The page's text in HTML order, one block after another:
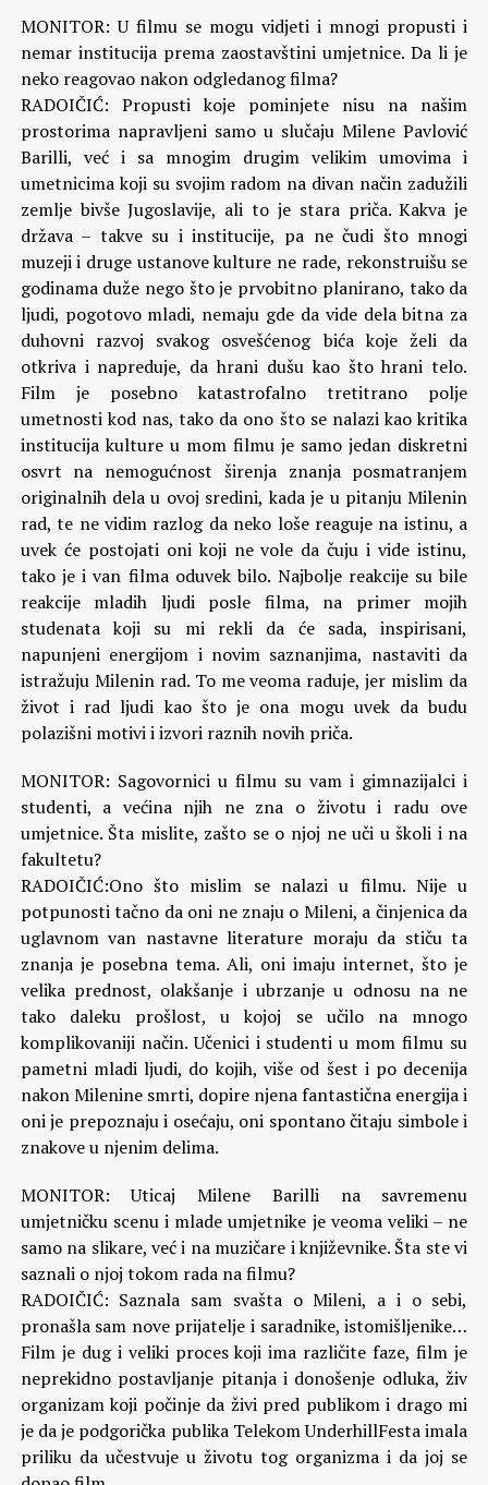
MONITOR: U filmu se mogu vidjeti i mnogi propusti i
nemar institucija prema zaostavštini umjetnice. Da li je
neko reagovao nakon odgledanog filma?
RADOIČIĆ: Propusti koje pominjete nisu na našim
prostorima napravljeni samo u slučaju Milene Pavlović
Barilli, već i sa mnogim drugim velikim umovima i
umetnicima koji su svojim radom na divan način zadužili
zemlje bivše Jugoslavije, ali to je stara priča. Kakva je
država – takve su i institucije, pa ne čudi što mnogi
muzeji i druge ustanove kulture ne rade, rekonstruišu se
godinama duže nego što je prvobitno planirano, tako da
ljudi, pogotovo mladi, nemaju gde da vide dela bitna za
duhovni razvoj svakog osvešćenog bića koje želi da
otkriva i napreduje, da hrani dušu kao što hrani telo.
Film je posebno katastrofalno tretitrano polje
umetnosti kod nas, tako da ono što se nalazi kao kritika
institucija kulture u mom filmu je samo jedan diskretni
osvrt na nemogućnost širenja znanja posmatranjem
originalnih dela u ovoj sredini, kada je u pitanju Milenin
rad, te ne vidim razlog da neko loše reaguje na istinu, a
uvek će postojati oni koji ne vole da čuju i vide istinu,
tako je i van filma oduvek bilo. Najbolje reakcije su bile
reakcije mladih ljudi posle filma, na primer mojih
studenata koji su mi rekli da će sada, inspirisani,
napunjeni energijom i novim saznanjima, nastaviti da
istražuju Milenin rad. To me veoma raduje, jer mislim da
život i rad ljudi kao što je ona mogu uvek da budu
polazišni motivi i izvori raznih novih priča.
MONITOR: Sagovornici u filmu su vam i gimnazijalci i
studenti, a većina njih ne zna o životu i radu ove
umjetnice. Šta mislite, zašto se o njoj ne uči u školi i na
fakultetu?
RADOIČIĆ:Ono što mislim se nalazi u filmu. Nije u
potpunosti tačno da oni ne znaju o Mileni, a činjenica da
uglavnom van nastavne literature moraju da stiču ta
znanja je posebna tema. Ali, oni imaju internet, što je
velika prednost, olakšanje i ubrzanje u odnosu na ne
tako daleku prošlost, u kojoj se učilo na mnogo
komplikovaniji način. Učenici i studenti u mom filmu su
pametni mladi ljudi, do kojih, više od šest i po decenija
nakon Milenine smrti, dopire njena fantastična energija i
oni je prepoznaju i osećaju, oni spontano čitaju simbole i
znakove u njenim delima.
MONITOR: Uticaj Milene Barilli na savremenu
umjetničku scenu i mlade umjetnike je veoma veliki – ne
samo na slikare, već i na muzičare i književnike. Šta ste vi
saznali o njoj tokom rada na filmu?
RADOIČIĆ: Saznala sam svašta o Mileni, a i o sebi,
pronašla sam nove prijatelje i saradnike, istomišljenike…
Film je dug i veliki proces koji ima različite faze, film je
neprekidno postavljanje pitanja i donošenje odluka, živ
organizam koji počinje da živi pred publikom i drago mi
je da je podgorička publika Telekom UnderhillFesta imala
priliku da učestvuje u životu tog organizma i da joj se